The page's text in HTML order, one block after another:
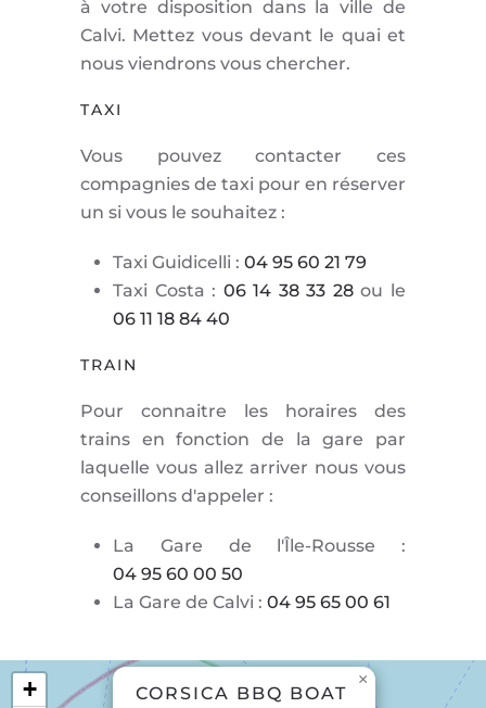
à votre disposition dans la ville de
Calvi. Mettez vous devant le quai et
nous viendrons vous chercher.
TAXI
Vous pouvez contacter ces
compagnies de taxi pour en réserver
un si vous le souhaitez :
Taxi Guidicelli : 04 95 60 21 79
Taxi Costa : 06 14 38 33 28ou le
06 11 18 84 40
TRAIN
Pour connaitre les horaires des
trains en fonction de la gare par
laquelle vous allez arriver nous vous
conseillons d'appeler :
La Gare de l'Île-Rousse :
04 95 60 00 50
La Gare de Calvi : 04 95 65 00 61
CORSICA BBQ BOAT
×
+